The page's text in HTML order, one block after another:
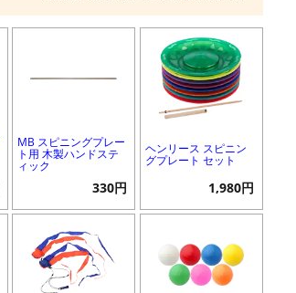
MB スピニングプレー
ト用 木製ハンドステ
ィック
330円
ヘンリース スピニン
グプレート セット
1,980円